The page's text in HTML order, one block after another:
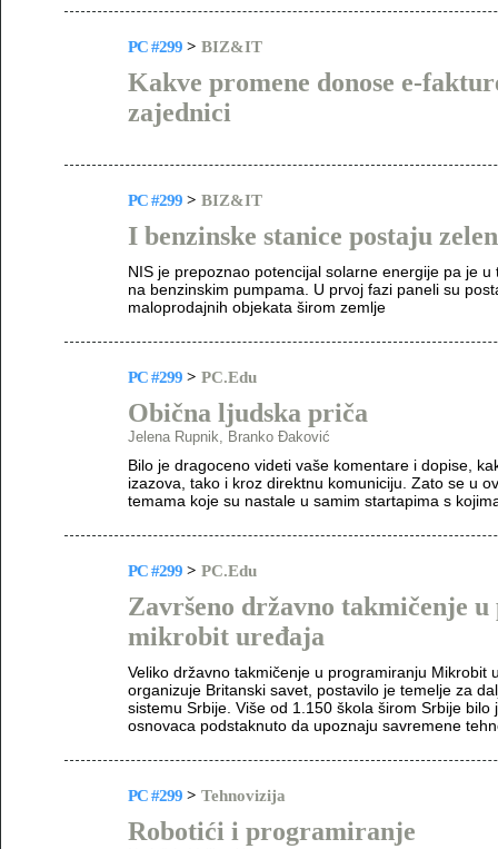
PC #299 > BIZ&IT
Kakve promene donose e-
zajednici
PC #299 > BIZ&IT
I benzinske stanice postaju
NIS je prepoznao potencijal solarne energije pa je
na benzinskim pumpama. U prvoj fazi paneli su
maloprodajnih objekata širom zemlje
PC #299 > PC.Edu
Obična ljudska priča
Jelena Rupnik, Branko Đaković
Bilo je dragoceno videti vaše komentare i dopise,
izazova, tako i kroz direktnu komuniciju. Zato se u
temama koje su nastale u samim startapima s
PC #299 > PC.Edu
Završeno državno takmičenje
mikrobit uređaja
Veliko državno takmičenje u programiranju Mikrobit
organizuje Britanski savet, postavilo je temelje za
sistemu Srbije. Više od 1.150 škola širom Srbije
osnovaca podstaknuto da upoznaju savremene
PC #299 > Tehnovizija
Robotići i programiranje